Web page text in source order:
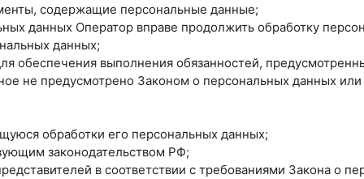
содержащие персональные данные;
данных Оператор вправе продолжить обработку
данных;
обеспечения выполнения обязанностей,
не предусмотрено Законом о персональных данных
обработки его персональных данных;
законодательством РФ;
в соответствии с требованиями Закона о